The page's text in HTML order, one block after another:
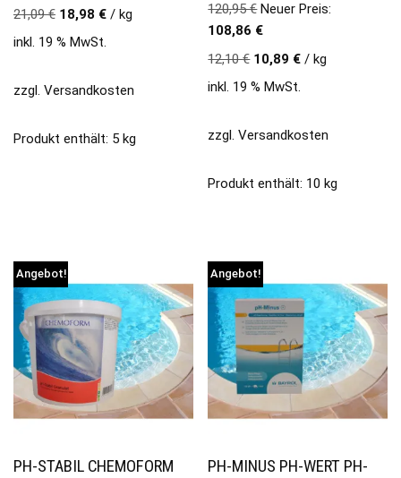
21,09€ 18,98 € / kg
inkl. 19 % MwSt.
zzgl. Versandkosten
Produkt enthält: 5 kg
120,95€ Neuer Preis:
108,86 €
12,10€ 10,89 € /kg
inkl. 19 % MwSt.
zzgl.Versandkosten
Produkt enthält: 10kg
Angebot!
PH-STABIL CHEMOFORM
Angebot!
PH-MINUS PH-WERT PH-